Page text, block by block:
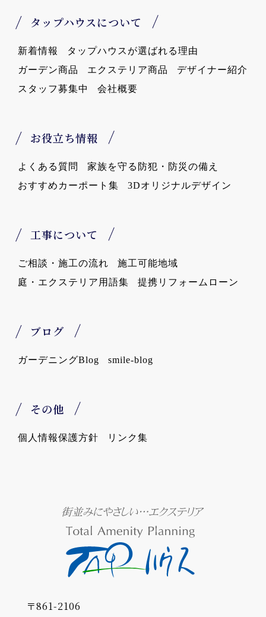
タップハウスについて
新着情報
タップハウスが選ばれる理由
ガーデン商品
エクステリア商品
デザイナー紹介
スタッフ募集中
会社概要
お役立ち情報
よくある質問
家族を守る防犯・防災の備え
おすすめカーポート集
3Dオリジナルデザイン
工事について
ご相談・施工の流れ
施工可能地域
庭・エクステリア用語集
提携リフォームローン
ブログ
ガーデニングBlog smile-blog
その他
個人情報保護方針 リンク集
〒861-2106